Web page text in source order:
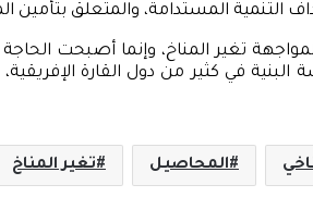
تغير المناخ، وإنما أصبحت
في كثير من دول القارة
المحاصيل تغير المناخ